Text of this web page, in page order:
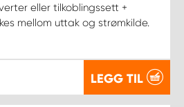
eller tilkoblingssett +
mellom uttak og strømkilde.
LEGG TIL